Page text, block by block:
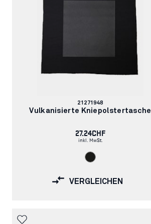
Artikelnummer:
21271948
Vulkanisierte Kniepolstertasche
27.24CHF
inkl. MwSt.
VERGLEICHEN